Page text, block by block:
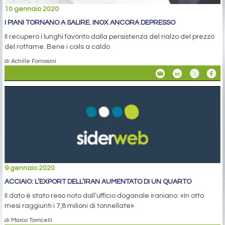
10 gennaio 2020
I PIANI TORNANO A SALIRE. INOX ANCORA DEPRESSO
Il recupero i lunghi favorito dalla persistenza del rialzo del prezzo
del rottame. Bene i coils a caldo
di Achille Fornasini
9 gennaio 2020
ACCIAIO: L’EXPORT DELL’IRAN AUMENTATO DI UN QUARTO
Il dato è stato reso noto dall’ufficio doganale iraniano: «In otto
mesi raggiunti i 7,8 milioni di tonnellate»
di Marco Torricelli